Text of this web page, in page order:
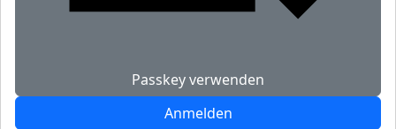
Passkey verwenden
Anmelden